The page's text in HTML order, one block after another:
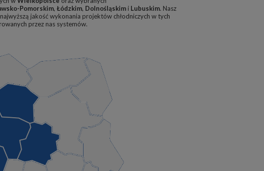
Pomorskim, Łódzkim, Dolnośląskim i Lubuskim. Nasz
jakość wykonania projektów chłodniczych w tych
przez nas systemów.